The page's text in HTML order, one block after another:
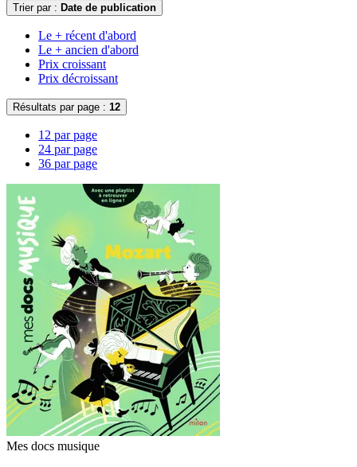
Trier par : Date de publication
Le + récent d'abord
Le + ancien d'abord
Prix croissant
Prix décroissant
Résultats par page : 12
12 par page
24 par page
36 par page
Mes docs musique